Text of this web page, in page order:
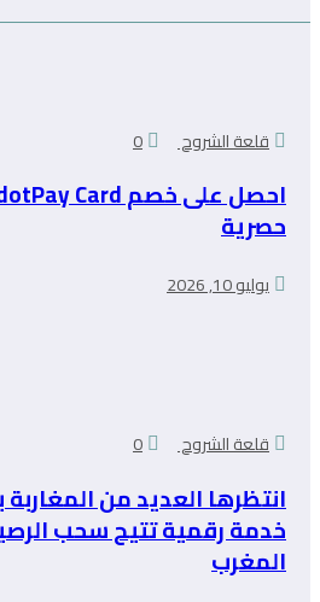
قلعة الشروح 0
حصرية
يوليو 10, 2026
قلعة الشروح 0
انتظرها العديد من المغاربة
خدمة رقمية تتيح سحب
المغرب